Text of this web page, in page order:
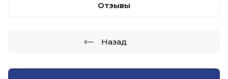
Отзывы
Назад